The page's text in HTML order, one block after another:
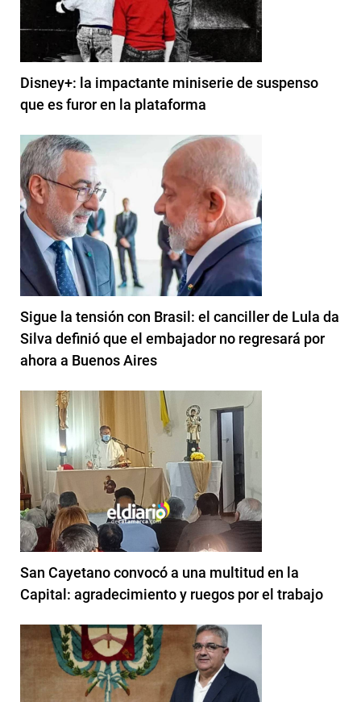
Disney+: la impactante miniserie de suspenso
que es furor en la plataforma
Sigue la tensión con Brasil: el canciller de Lula da
Silva definió que el embajador no regresará por
ahora a Buenos Aires
San Cayetano convocó a una multitud en la
Capital: agradecimiento y ruegos por el trabajo